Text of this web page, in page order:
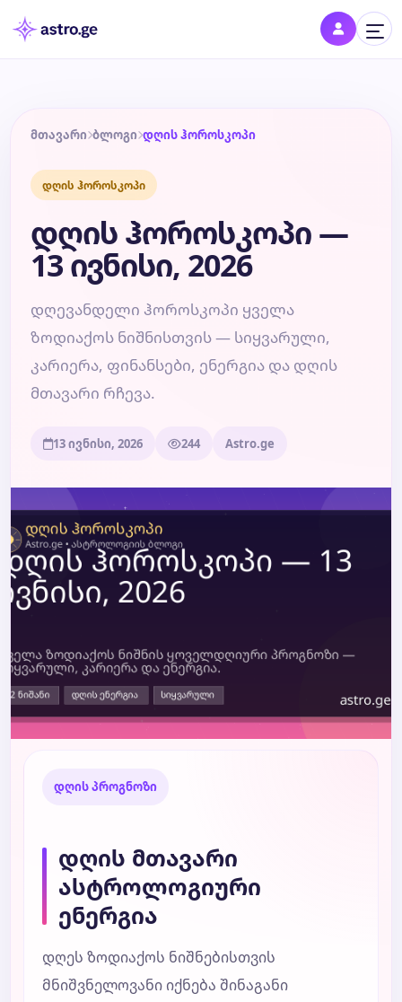
დღის ჰოროსკოპი
კვირის ჰოროსკოპი
წლის ჰოროსკოპი
შეთავსება
ბლოგი
ტარო
მთავარი ბლოგი დღის ჰოროსკოპი
დღის ჰოროსკოპი
დღის ჰოროსკოპი —
13 ივნისი, 2026
დღევანდელი ჰოროსკოპი ყველა
ზოდიაქოს ნიშნისთვის — სიყვარული,
კარიერა, ფინანსები, ენერგია და დღის
მთავარი რჩევა.
13 ივნისი, 2026 244 Astro.ge
დღის პროგნოზი
დღის მთავარი
ასტროლოგიური
ენერგია
დღეს ზოდიაქოს ნიშნებისთვის
მნიშვნელოვანი იქნება შინაგანი